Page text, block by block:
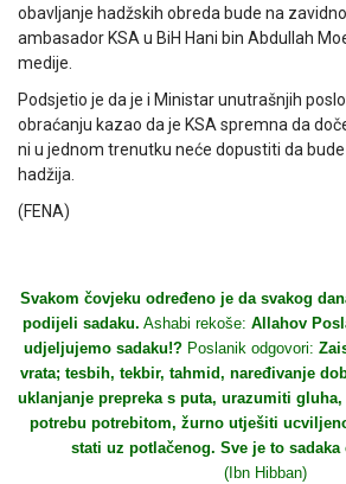
obavljanje hadžskih obreda bude na
ambasador KSA u BiH Hani bin Abdullah
medije.
Podsjetio je da je i Ministar unutrašnjih
obraćanju kazao da je KSA spremna da
ni u jednom trenutku neće dopustiti da
hadžija.
(FENA)
Svakom čovjeku određeno je da svakog
podijeli sadaku. Ashabi rekoše: Allahov
udjeljujemo sadaku!? Poslanik odgovori:
vrata; tesbih, tekbir, tahmid, naređivanje
uklanjanje prepreka s puta, urazumiti
potrebu potrebitom, žurno utješiti
stati uz potlačenog. Sve je to sadaka
(Ibn Hibban)